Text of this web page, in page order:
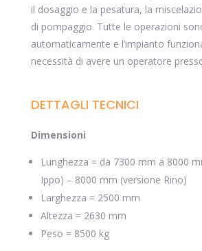
il dosaggio e la pesatura, la
di pompaggio. Tutte le operazioni
automaticamente e l’impianto
necessità di avere un operatore
DETTAGLI TECNICI
Dimensioni
Lunghezza = da 7300 mm a 8000
Ippo) – 8000 mm (versione Rino)
Larghezza = 2500 mm
Altezza = 2630 mm
Peso = 8500 kg